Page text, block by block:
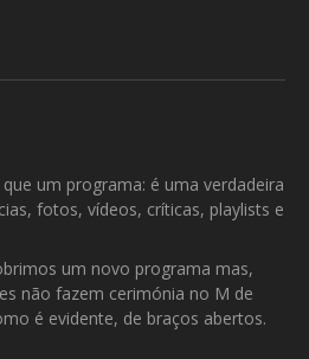
um programa: é uma verdadeira
fotos, vídeos, críticas, playlists e
um novo programa mas,
não fazem cerimónia no M de
é evidente, de braços abertos.